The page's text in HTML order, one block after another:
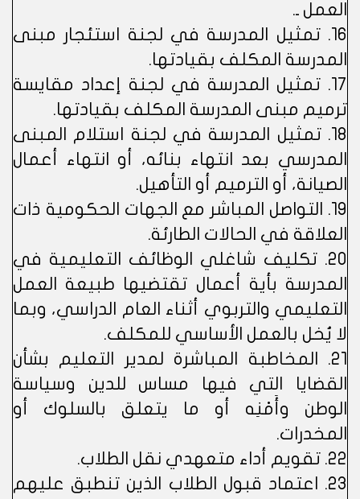
العمل ـ.
16. تمثيل المدرسة في لجنة استئجار مبنى
المدرسة المكلف بقيادتها.
17. تمثيل المدرسة في لجنة إعداد مقايسة
ترميم مبنى المدرسة المكلف بقيادتها.
18. تمثيل المدرسة في لجنة استلام المبنى
المدرسي بعد انتهاء بنائه، أو انتهاء أعمال
الصيانة، أو الترميم أو التأهيل.
19. التواصل المباشر مع الجهات الحكومية ذات
العلاقة في الحالات الطارئة.
20. تكليف شاغلي الوظائف التعليمية في
المدرسة بأية أعمال تقتضيها طبيعة العمل
التعليمي والتربوي أثناء العام الدراسي، وبما
لا يُخل بالعمل الأساسي للمكلف.
21. المخاطبة المباشرة لمدير التعليم بشأن
القضايا التي فيها مساس للدين وسياسة
الوطن وأَمْنِه أو ما يتعلق بالسلوك أو
المخدرات.
22. تقويم أداء متعهدي نقل الطلاب.
23. اعتماد قبول الطلاب الذين تنطبق عليهم